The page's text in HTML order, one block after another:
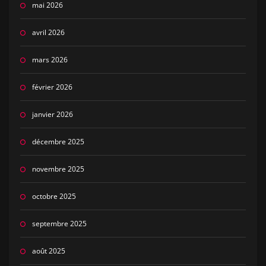
mai 2026
avril 2026
mars 2026
février 2026
janvier 2026
décembre 2025
novembre 2025
octobre 2025
septembre 2025
août 2025